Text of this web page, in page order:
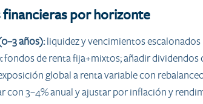
financieras por horizonte
años):liquidez y vencimientos escalonados
fondos de renta fija+mixtos; añadir dividendos
global a renta variable con
con 3–4% anual y ajustar por inflación y